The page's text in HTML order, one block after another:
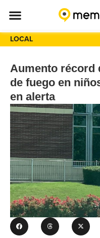
LOCAL
Aumento récord
de fuego en
en alerta